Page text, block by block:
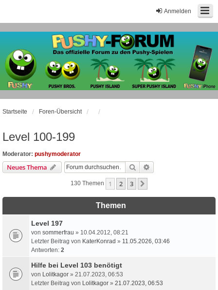
Anmelden
Startseite Foren-Übersicht
Level 100-199
Moderator: pushymoderator
Neues Thema Suche
130 Themen 1 2 3
Themen
Level 197
von sommerfrau » 10.04.2012, 08:21
Letzter Beitrag von KaterKonrad » 11.05.2026, 03:46
Antworten: 2
Hilfe bei Level 103 benötigt
von Lolitkagor » 21.07.2023, 06:53
Letzter Beitrag von Lolitkagor » 21.07.2023, 06:53